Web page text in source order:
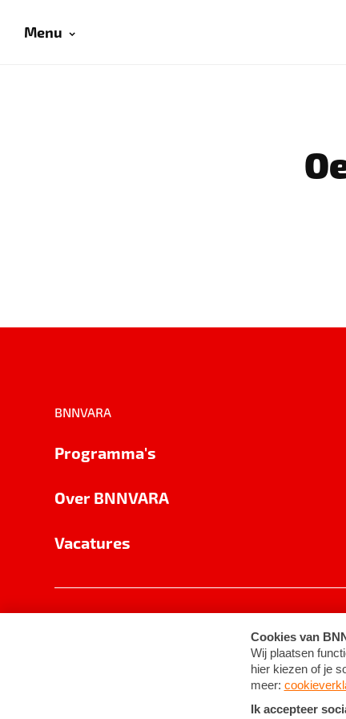
Menu
BNNVARA
Programma's
Over BNNVARA
Vacatures
Cookie-instellingen